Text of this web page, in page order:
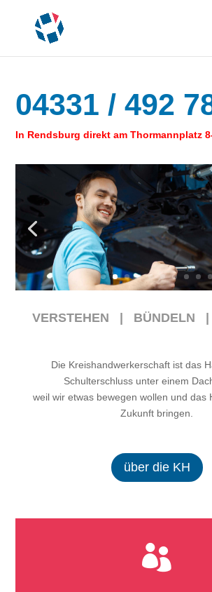
04331 / 492
In Rendsburg direkt am Thormannplatz
Jeder Handgriff
Sicherheit
VERSTEHEN | BÜNDELN |
Die Kreishandwerkerschaft ist das
Schulterschluss unter einem
weil wir etwas bewegen wollen und das
Zukunft bringen.
über die KH
